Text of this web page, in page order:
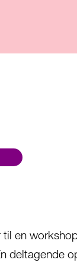
en
deltagende